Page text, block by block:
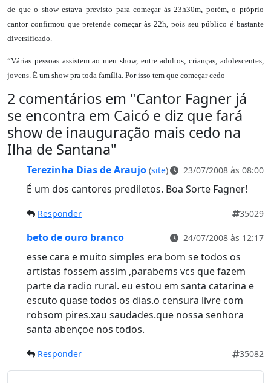
de que o show estava previsto para começar às 23h30m, porém, o próprio
cantor confirmou que pretende começar às 22h, pois seu público é bastante
diversificado.
“Várias pessoas assistem ao meu show, entre adultos, crianças, adolescentes,
jovens. É um show pra toda família. Por isso tem que começar cedo
2 comentários em "Cantor Fagner já
se encontra em Caicó e diz que fará
show de inauguração mais cedo na
Ilha de Santana"
Terezinha Dias de Araujo (site) 23/07/2008 às 08:00
É um dos cantores prediletos. Boa Sorte Fagner!
Responder 35029
beto de ouro branco 24/07/2008 às 12:17
esse cara e muito simples era bom se todos os
artistas fossem assim ,parabems vcs que fazem
parte da radio rural. eu estou em santa catarina e
escuto quase todos os dias.o censura livre com
robsom pires.xau saudades.que nossa senhora
santa abençoe nos todos.
Responder 35082